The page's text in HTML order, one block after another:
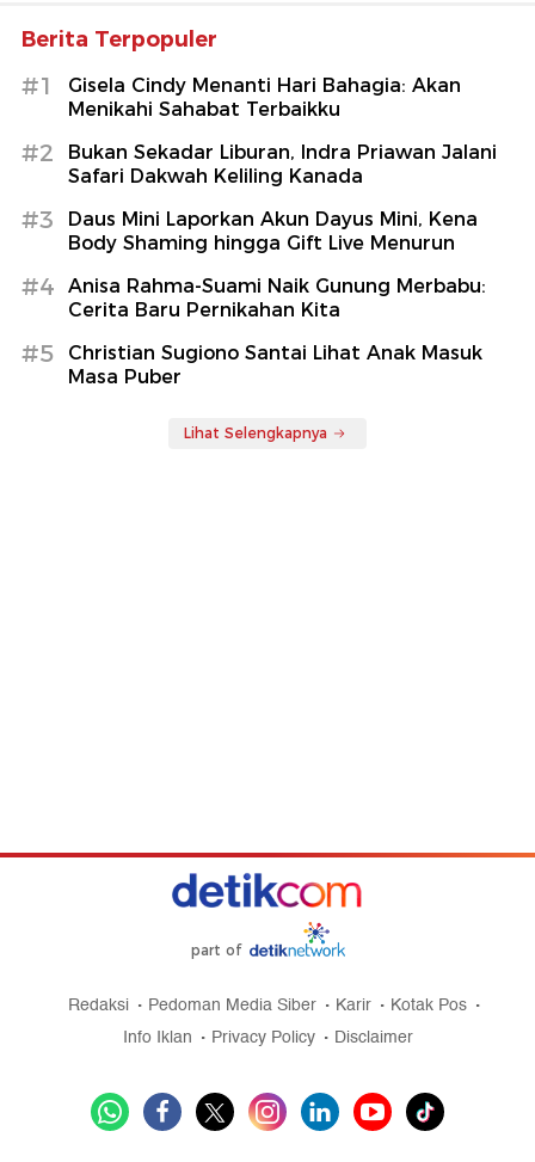
Berita Terpopuler
#1
Gisela Cindy Menanti Hari Bahagia: Akan
Menikahi Sahabat Terbaikku
#2
Bukan Sekadar Liburan, Indra Priawan Jalani
Safari Dakwah Keliling Kanada
#3
Daus Mini Laporkan Akun Dayus Mini, Kena
Body Shaming hingga Gift Live Menurun
#4
Anisa Rahma-Suami Naik Gunung Merbabu:
Cerita Baru Pernikahan Kita
#5
Christian Sugiono Santai Lihat Anak Masuk
Masa Puber
Lihat Selengkapnya
part of
Redaksi Pedoman Media Siber Karir
Kotak Pos
Info Iklan
Privacy Policy Disclaimer